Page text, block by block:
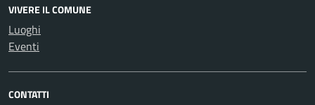
VIVERE IL COMUNE
Luoghi
Eventi
CONTATTI